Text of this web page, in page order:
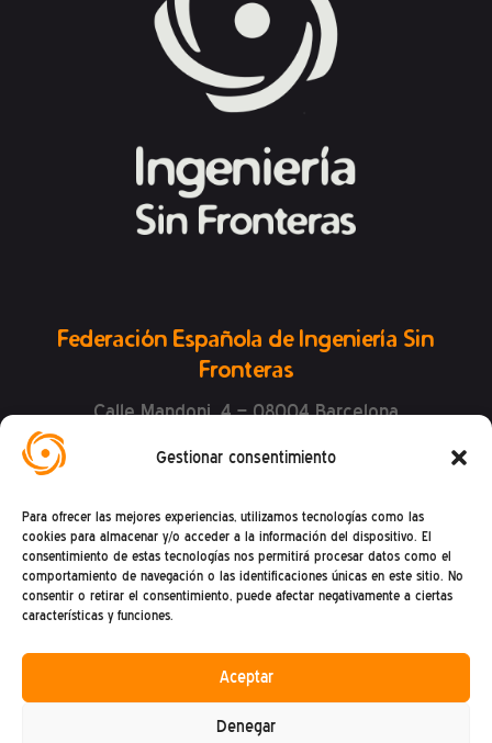
Gestionar consentimiento
Para ofrecer las mejores experiencias, utilizamos tecnologías como las
cookies para almacenar y/o acceder a la información del dispositivo. El
consentimiento de estas tecnologías nos permitirá procesar datos como el
comportamiento de navegación o las identificaciones únicas en este sitio. No
consentir o retirar el consentimiento, puede afectar negativamente a ciertas
características y funciones.
Aceptar
Denegar
Federación Española de Ingeniería Sin
Fronteras
Calle Mandoni, 4 – 08004 Barcelona
(De lunes a viernes de 9h a 15h)
Política de privacidad